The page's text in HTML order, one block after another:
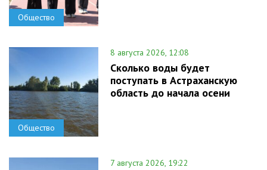
Общество
Общество
8 августа 2026, 12:08
Сколько воды будет
поступать в Астраханскую
область до начала осени
7 августа 2026, 19:22